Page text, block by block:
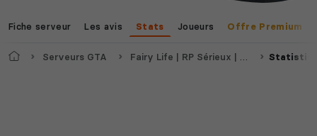
Fiche serveur Les avis Stats Joueurs Offre Premium
AccueilServeurs GTA Fairy Life | RP Sérieux | SemiWL『FR\QC\BE』